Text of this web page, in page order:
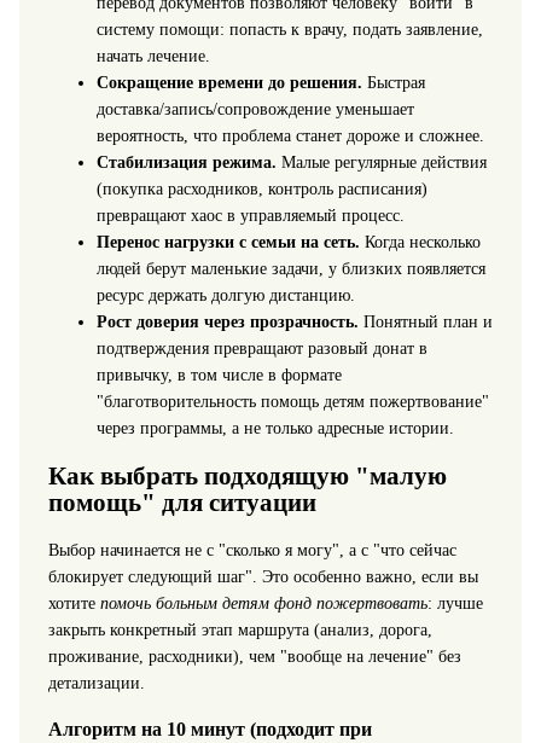
систему помощи: попасть к врачу, подать заявление,
начать лечение.
Сокращение времени до решения. Быстрая
доставка/запись/сопровождение уменьшает
вероятность, что проблема станет дороже и сложнее.
Стабилизация режима. Малые регулярные действия
(покупка расходников, контроль расписания)
превращают хаос в управляемый процесс.
Перенос нагрузки с семьи на сеть. Когда несколько
людей берут маленькие задачи, у близких появляется
ресурс держать долгую дистанцию.
Рост доверия через прозрачность. Понятный план и
подтверждения превращают разовый донат в
привычку, в том числе в формате
"благотворительность помощь детям пожертвование"
через программы, а не только адресные истории.
Как выбрать подходящую "малую
помощь" для ситуации
Выбор начинается не с "сколько я могу", а с "что сейчас
блокирует следующий шаг". Это особенно важно, если вы
хотите помочь больным детям фонд пожертвовать: лучше
закрыть конкретный этап маршрута (анализ, дорога,
проживание, расходники), чем "вообще на лечение" без
детализации.
Алгоритм на 10 минут (подходит при